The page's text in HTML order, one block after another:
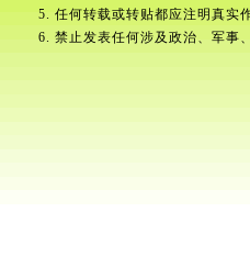
5. 任何转载或转贴都应注明真实
6. 禁止发表任何涉及政治、军事